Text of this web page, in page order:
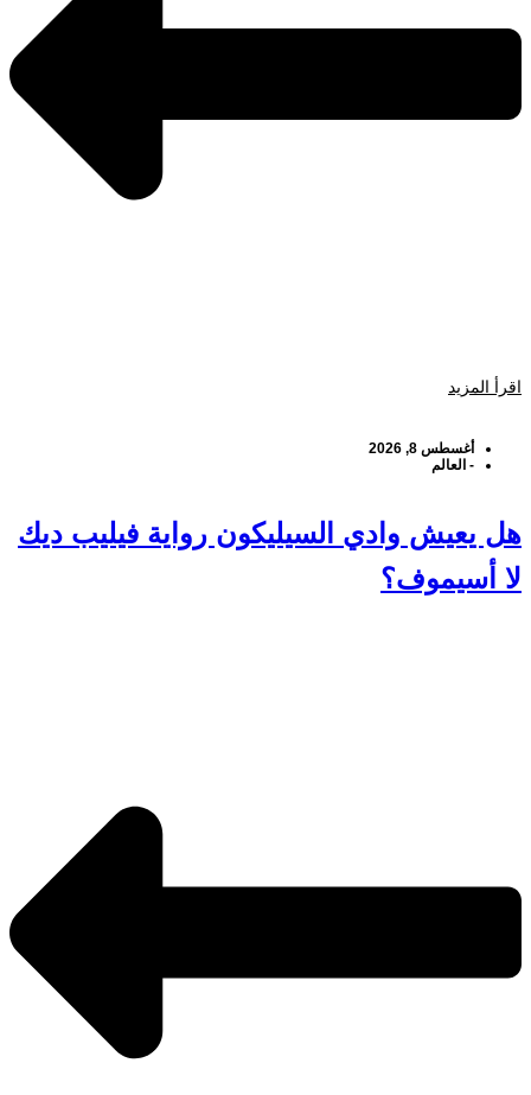
اقرأ المزيد
أغسطس 8, 2026
- العالم
هل يعيش وادي السيليكون رواية فيليب ديك
لا أسيموف؟